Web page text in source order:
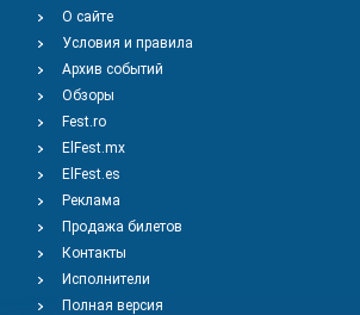
О сайте
Условия и правила
Архив событий
Обзоры
Fest.ro
ElFest.mx
ElFest.es
Реклама
Продажа билетов
Контакты
Исполнители
Полная версия